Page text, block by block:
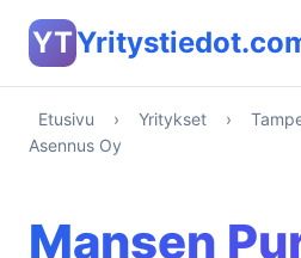
YT
Etusivu › Yritykset ›
Asennus Oy
Mansen